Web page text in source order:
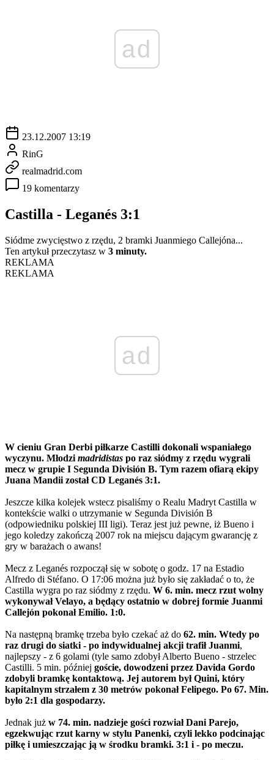
ad
23.12.2007 13:19
RinG
realmadrid.com
19 komentarzy
Castilla - Leganés 3:1
Siódme zwycięstwo z rzędu, 2 bramki Juanmiego Callejóna...
Ten artykuł przeczytasz w 3 minuty.
REKLAMA
REKLAMA
ad
W cieniu Gran Derbi piłkarze Castilli dokonali wspaniałego
wyczynu. Młodzi madridistas po raz siódmy z rzędu wygrali
mecz w grupie I Segunda División B. Tym razem ofiarą ekipy
Juana Mandii został CD Leganés 3:1.
Jeszcze kilka kolejek wstecz pisaliśmy o Realu Madryt Castilla w
kontekście walki o utrzymanie w Segunda División B
(odpowiedniku polskiej III ligi). Teraz jest już pewne, iż Bueno i
jego koledzy zakończą 2007 rok na miejscu dającym gwarancję z
gry w barażach o awans!
Mecz z Leganés rozpoczął się w sobotę o godz. 17 na Estadio
Alfredo di Stéfano. O 17:06 można już było się zakładać o to, że
Castilla wygra po raz siódmy z rzędu. W 6. min. mecz rzut wolny
wykonywał Velayo, a będący ostatnio w dobrej formie Juanmi
Callejón pokonał Emilio. 1:0.
Na następną bramkę trzeba było czekać aż do 62. min. Wtedy po
raz drugi do siatki - po indywidualnej akcji trafił Juanmi,
najlepszy - z 6 golami (tyle samo zdobył Alberto Bueno - strzelec
Castilli. 5 min. później goście, dowodzeni przez Davida Gordo
zdobyli bramkę kontaktową. Jej autorem był Quini, który
kapitalnym strzałem z 30 metrów pokonał Felipego. Po 67. Min.
było 2:1 dla gospodarzy.
Jednak już w 74. min. nadzieje gości rozwiał Dani Parejo,
egzekwując rzut karny w stylu Panenki, czyli lekko podcinając
piłkę i umieszczając ją w środku bramki. 3:1 i - po meczu.